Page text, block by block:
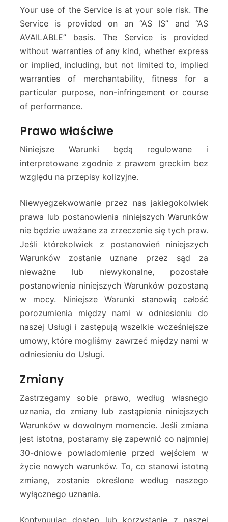
Your use of the Service is at your sole risk. The
Service is provided on an “AS IS” and “AS
AVAILABLE” basis. The Service is provided
without warranties of any kind, whether express
or implied, including, but not limited to, implied
warranties of merchantability, fitness for a
particular purpose, non-infringement or course
of performance.
Prawo właściwe
Niniejsze Warunki będą regulowane i
interpretowane zgodnie z prawem greckim bez
względu na przepisy kolizyjne.
Niewyegzekwowanie przez nas jakiegokolwiek
prawa lub postanowienia niniejszych Warunków
nie będzie uważane za zrzeczenie się tych praw.
Jeśli którekolwiek z postanowień niniejszych
Warunków zostanie uznane przez sąd za
nieważne lub niewykonalne, pozostałe
postanowienia niniejszych Warunków pozostaną
w mocy. Niniejsze Warunki stanowią całość
porozumienia między nami w odniesieniu do
naszej Usługi i zastępują wszelkie wcześniejsze
umowy, które mogliśmy zawrzeć między nami w
odniesieniu do Usługi.
Zmiany
Zastrzegamy sobie prawo, według własnego
uznania, do zmiany lub zastąpienia niniejszych
Warunków w dowolnym momencie. Jeśli zmiana
jest istotna, postaramy się zapewnić co najmniej
30-dniowe powiadomienie przed wejściem w
życie nowych warunków. To, co stanowi istotną
zmianę, zostanie określone według naszego
wyłącznego uznania.
Kontynuując dostęp lub korzystanie z naszej